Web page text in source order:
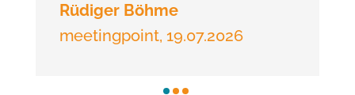
Rüdiger Böhme
meetingpoint, 19.07.2026